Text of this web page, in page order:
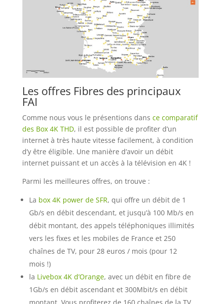
Les offres Fibres des principaux
FAI
Comme nous vous le présentions dans ce comparatif
des Box 4K THD, il est possible de profiter d’un
internet à très haute vitesse facilement, à condition
d’y être éligible. Une manière d’avoir un débit
internet puissant et un accès à la télévision en 4K !
Parmi les meilleures offres, on trouve :
La box 4K power de SFR, qui offre un débit de 1
Gb/s en débit descendant, et jusqu’à 100 Mb/s en
débit montant, des appels téléphoniques illimités
vers les fixes et les mobiles de France et 250
chaînes de TV, pour 28 euros / mois (pour 12
mois !)
la Livebox 4K d’Orange, avec un débit en fibre de
1Gb/s en débit ascendant et 300Mbit/s en débit